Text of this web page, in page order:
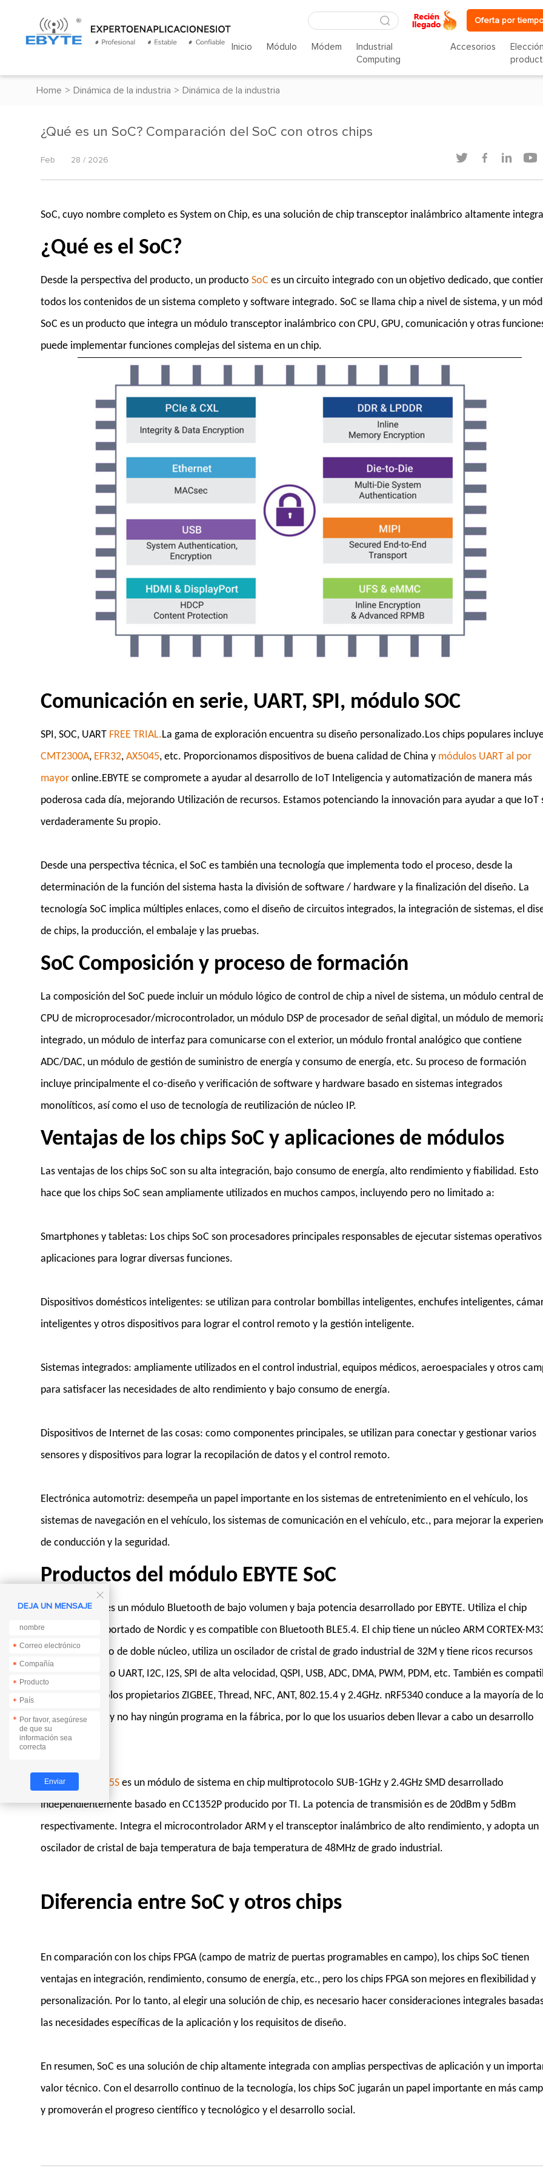
Oferta por
Inicio Módulo Módem
Industrial
Computing
Accesorios
Home > Dinámica de la industria > Dinámica de la industria
¿Qué es un SoC? Comparación del SoC con otros chips
Feb 28 / 2026    
SoC, cuyo nombre completo es System on Chip, es una solución de chip transceptor inalámbrico altamente
¿Qué es el SoC?
Desde la perspectiva del producto, un productoSoC es un circuito integrado con un objetivo dedicado, que
todos los contenidos de un sistema completo y software integrado. SoC se llama chip a nivel de sistema, y un
SoC es un producto que integra un módulo transceptor inalámbrico con CPU, GPU, comunicación y otras
puede implementar funciones complejas del sistema en un chip.
Comunicación en serie, UART, SPI, módulo SOC
SPI, SOC, UART FREE TRIAL.La gama de exploración encuentra su diseño personalizado.Los chips populares
CMT2300A, EFR32, AX5045, etc. Proporcionamos dispositivos de buena calidad de China y módulos UART al por
mayor online.EBYTE se compromete a ayudar al desarrollo de IoT Inteligencia y automatización de manera más
poderosa cada día, mejorando Utilización de recursos. Estamos potenciando la innovación para ayudar a que IoT
verdaderamente Su propio.
Desde una perspectiva técnica, el SoC es también una tecnología que implementa todo el proceso, desde la
determinación de la función del sistema hasta la división de software / hardware y la finalización del diseño. La
tecnología SoC implica múltiples enlaces, como el diseño de circuitos integrados, la integración de sistemas, el
de chips, la producción, el embalaje y las pruebas.
SoC Composición y proceso de formación
La composición del SoC puede incluir un módulo lógico de control de chip a nivel de sistema, un módulo central de
CPU de microprocesador/microcontrolador, un módulo DSP de procesador de señal digital, un módulo de
integrado, un módulo de interfaz para comunicarse con el exterior, un módulo frontal analógico que contiene
ADC/DAC, un módulo de gestión de suministro de energía y consumo de energía, etc. Su proceso de formación
incluye principalmente el co-diseño y verificación de software y hardware basado en sistemas integrados
monolíticos, así como el uso de tecnología de reutilización de núcleo IP.
Ventajas de los chips SoC y aplicaciones de módulos
Las ventajas de los chips SoC son su alta integración, bajo consumo de energía, alto rendimiento y fiabilidad. Esto
hace que los chips SoC sean ampliamente utilizados en muchos campos, incluyendo pero no limitado a:
Smartphones y tabletas: Los chips SoC son procesadores principales responsables de ejecutar sistemas
aplicaciones para lograr diversas funciones.
Dispositivos domésticos inteligentes: se utilizan para controlar bombillas inteligentes, enchufes inteligentes,
inteligentes y otros dispositivos para lograr el control remoto y la gestión inteligente.
Sistemas integrados: ampliamente utilizados en el control industrial, equipos médicos, aeroespaciales y otros
para satisfacer las necesidades de alto rendimiento y bajo consumo de energía.
Dispositivos de Internet de las cosas: como componentes principales, se utilizan para conectar y gestionar varios
sensores y dispositivos para lograr la recopilación de datos y el control remoto.
Electrónica automotriz: desempeña un papel importante en los sistemas de entretenimiento en el vehículo, los
sistemas de navegación en el vehículo, los sistemas de comunicación en el vehículo, etc., para mejorar la
de conducción y la seguridad.
Productos del módulo EBYTE SoC
E83-2G4M03S
es un módulo Bluetooth de bajo volumen y baja potencia desarrollado por EBYTE. Utiliza el chip
nRF5340 RF importado de Nordic y es compatible con Bluetooth BLE5.4. El chip tiene un núcleo ARM CORTEX-
alto rendimiento de doble núcleo, utiliza un oscilador de cristal de grado industrial de 32M y tiene ricos recursos
periféricos como UART, I2C, I2S, SPI de alta velocidad, QSPI, USB, ADC, DMA, PWM, PDM, etc. También es
con los protocolos propietarios ZIGBEE, Thread, NFC, ANT, 802.15.4 y 2.4GHz. nRF5340 conduce a la mayoría de
puertos de E/S, y no hay ningún programa en la fábrica, por lo que los usuarios deben llevar a cabo un desarrollo
secundario.
E79-900DM2005S es un módulo de sistema en chip multiprotocolo SUB-1GHz y 2.4GHz SMD desarrollado
independientemente basado en CC1352P producido por TI. La potencia de transmisión es de 20dBm y 5dBm
respectivamente. Integra el microcontrolador ARM y el transceptor inalámbrico de alto rendimiento, y adopta un
oscilador de cristal de baja temperatura de baja temperatura de 48MHz de grado industrial.
Diferencia entre SoC y otros chips
En comparación con los chips FPGA (campo de matriz de puertas programables en campo), los chips SoC tienen
ventajas en integración, rendimiento, consumo de energía, etc., pero los chips FPGA son mejores en flexibilidad y
personalización. Por lo tanto, al elegir una solución de chip, es necesario hacer consideraciones integrales
las necesidades específicas de la aplicación y los requisitos de diseño.
En resumen, SoC es una solución de chip altamente integrada con amplias perspectivas de aplicación y un
valor técnico. Con el desarrollo continuo de la tecnología, los chips SoC jugarán un papel importante en más
y promoverán el progreso científico y tecnológico y el desarrollo social.

DEJA UN MENSAJE
*
*
*
*
*
*
*